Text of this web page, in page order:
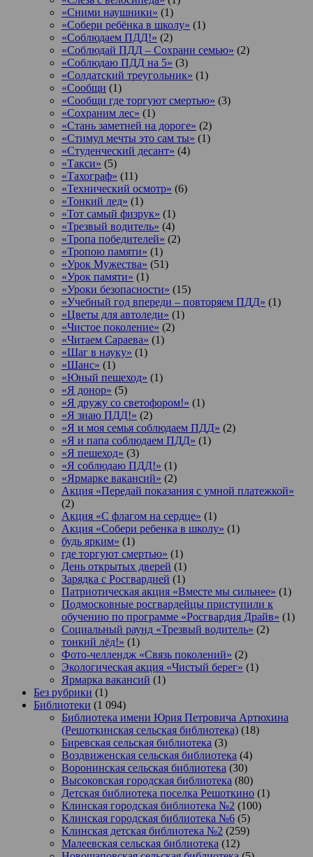
«Сними наушники» (1)
«Собери ребёнка в школу» (1)
«Соблюдаем ПДД!» (2)
«Соблюдай ПДД – Сохрани семью» (2)
«Соблюдаю ПДД на 5» (3)
«Солдатский треугольник» (1)
«Сообщи (1)
«Сообщи где торгуют смертью» (3)
«Сохраним лес» (1)
«Стань заметней на дороге» (2)
«Стимул мечты это сам ты» (1)
«Студенческий десант» (4)
«Такси» (5)
«Тахограф» (11)
«Технический осмотр» (6)
«Тонкий лед» (1)
«Тот самый физрук» (1)
«Трезвый водитель» (4)
«Тропа победителей» (2)
«Тропою памяти» (1)
«Урок Мужества» (51)
«Урок памяти» (1)
«Уроки безопасности» (15)
«Учебный год впереди – повторяем ПДД» (1)
«Цветы для автоледи» (1)
«Чистое поколение» (2)
«Читаем Сараева» (1)
«Шаг в науку» (1)
«Шанс» (1)
«Юный пешеход» (1)
«Я донор» (5)
«Я дружу со светофором!» (1)
«Я знаю ПДД!» (2)
«Я и моя семья соблюдаем ПДД» (2)
«Я и папа соблюдаем ПДД» (1)
«Я пешеход» (3)
«Я соблюдаю ПДД!» (1)
«Ярмарке вакансий» (2)
Акция «Передай показания с умной платежкой»
(2)
Акция «С флагом на сердце» (1)
Акция «Собери ребенка в школу» (1)
будь ярким» (1)
где торгуют смертью» (1)
День открытых дверей (1)
Зарядка с Росгвардией (1)
Патриотическая акция «Вместе мы сильнее» (1)
Подмосковные росгвардейцы приступили к
обучению по программе «Росгвардия Драйв» (1)
Социальный раунд «Трезвый водитель» (2)
тонкий лёд!» (1)
Фото-челлендж «Связь поколений» (2)
Экологическая акция «Чистый берег» (1)
Ярмарка вакансий (1)
Без рубрики (1)
Библиотеки (1 094)
Библиотека имени Юрия Петровича Артюхина
(Решоткинская сельская библиотека) (18)
Биревская сельская библиотека (3)
Воздвиженская сельская библиотека (4)
Воронинская сельская библиотека (30)
Высоковская городская библиотека (80)
Детская библиотека поселка Решоткино (1)
Клинская городская библиотека №2 (100)
Клинская городская библиотека №6 (5)
Клинская детская библиотека №2 (259)
Малеевская сельская библиотека (12)